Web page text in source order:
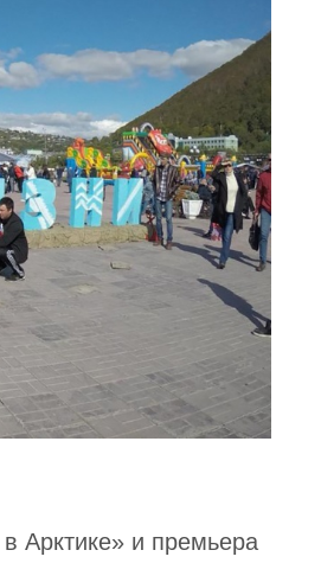
Арктике» и премьера